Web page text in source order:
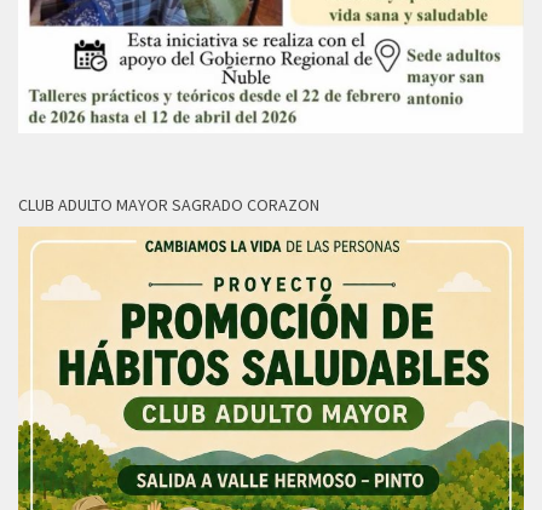
CLUB ADULTO MAYOR SAGRADO CORAZON